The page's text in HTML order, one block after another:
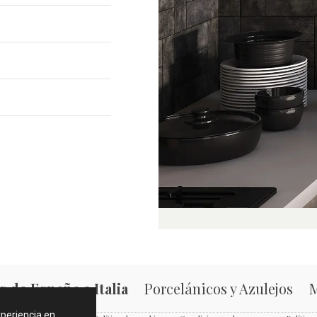
de España e Italia Porcelánicos y Azulejos